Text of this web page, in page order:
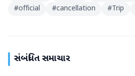
#official #cancellation #Trip
સંબંધિત સમાચાર